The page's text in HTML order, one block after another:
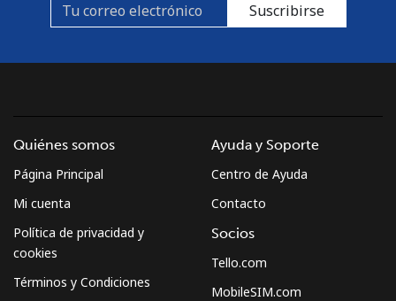
Celular ⁦35.9¢⁩
13 min por
⁦5¢⁩
Digicel
⁦$5⁩
Suscribirse
Quiénes somos
Página Principal
Mi cuenta
Política de privacidad y
cookies
Términos y Condiciones
Ayuda y Soporte
Centro de Ayuda
Contacto
Socios
Tello.com
MobileSIM.com